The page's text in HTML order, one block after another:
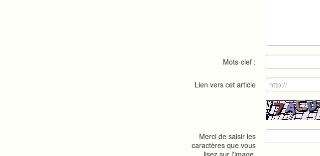
Mots-clef :
Lien vers cet article
Merci de saisir les
caractères que vous
lisez sur l'image.